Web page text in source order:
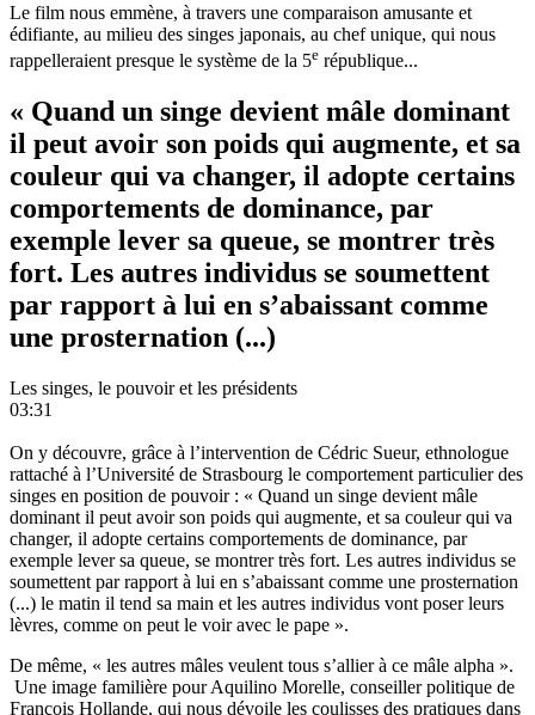
Le film nous emmène, à travers une comparaison amusante et
édifiante, au milieu des singes japonais, au chef unique, qui nous
rappelleraient presque le système de la 5e république...
« Quand un singe devient mâle dominant
il peut avoir son poids qui augmente, et sa
couleur qui va changer, il adopte certains
comportements de dominance, par
exemple lever sa queue, se montrer très
fort. Les autres individus se soumettent
par rapport à lui en s’abaissant comme
une prosternation (...)
Les singes, le pouvoir et les présidents
03:31
On y découvre, grâce à l’intervention de Cédric Sueur, ethnologue
rattaché à l’Université de Strasbourg le comportement particulier des
singes en position de pouvoir : « Quand un singe devient mâle
dominant il peut avoir son poids qui augmente, et sa couleur qui va
changer, il adopte certains comportements de dominance, par
exemple lever sa queue, se montrer très fort. Les autres individus se
soumettent par rapport à lui en s’abaissant comme une prosternation
(...) le matin il tend sa main et les autres individus vont poser leurs
lèvres, comme on peut le voir avec le pape ».
De même, « les autres mâles veulent tous s’allier à ce mâle alpha ».
Une image familière pour Aquilino Morelle, conseiller politique de
François Hollande, qui nous dévoile les coulisses des pratiques dans